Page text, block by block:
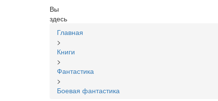
Вы
здесь
Главная
>
Книги
>
Фантастика
>
Боевая фантастика